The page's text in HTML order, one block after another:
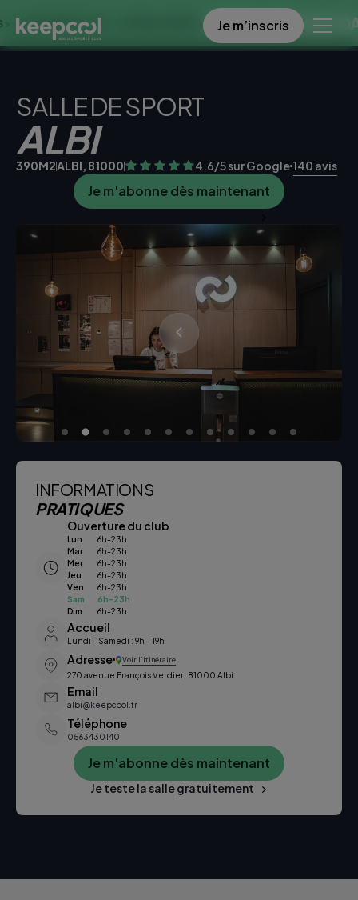
À 0€ << OFFRE LIMITÉE ☀️ OFFRE SPECIALE DANS
Je m’inscris
SALLE DE SPORT
ALBI
390M2ALBI, 81000 4.6/5 sur Google 140 avis
Je m'abonne dès maintenant
INFORMATIONS
PRATIQUES
Ouverture du club
Lun
6h-23h
Mar
6h-23h
Mer
6h-23h
Jeu
6h-23h
Ven
6h-23h
Sam
6h-23h
Dim
6h-23h
Accueil
Lundi - Samedi : 9h - 19h
Adresse Voir l’itinéraire
270 avenue François Verdier, 81000 Albi
Email
albi@keepcool.fr
Téléphone
0563430140
Je m'abonne dès maintenant
Je teste la salle gratuitement